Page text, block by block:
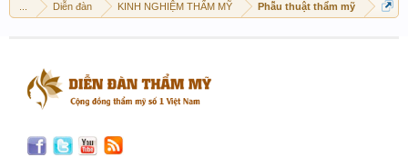
Diễn đàn KINH NGHIỆM THẨM MỸ Phẫu thuật thẩm mỹ